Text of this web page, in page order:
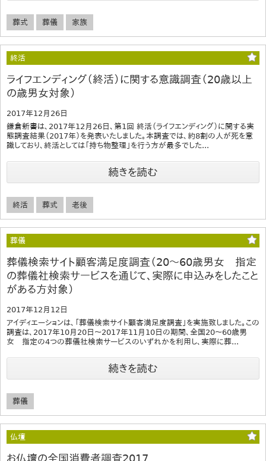
葬式 葬儀 家族
終活
ライフエンディング（終活）に関する意識調査（20歳以上
の歳男女対象）
2017年12月26日
鎌倉新書は、2017年12月26日、第1回 終活（ライフエンディング）に関する実
態調査結果（2017年）を発表いたしました。本調査では、約8割の人が死を意
識しており、終活としては「持ち物整理」を行う方が最多でした...
続きを読む
終活 葬式 老後
葬儀
葬儀検索サイト顧客満足度調査（20～60歳男女 指定
の葬儀社検索サービスを通じて、実際に申込みをしたこと
がある方対象）
2017年12月12日
アイディエーションは、「葬儀検索サイト顧客満足度調査」を実施致しました。この
調査は、2017年10月20日～2017年11月10日の期間、全国20～60歳男
女 指定の4つの葬儀社検索サービスのいずれかを利用し、実際に葬...
続きを読む
葬儀
仏壇